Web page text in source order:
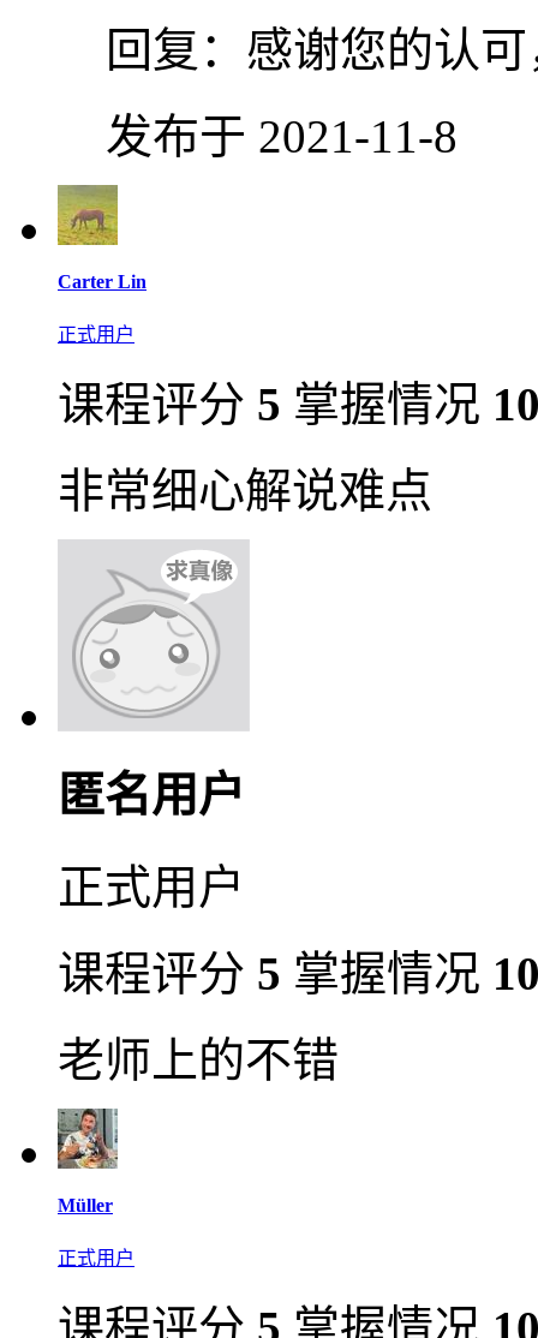
回复： 感谢您的认
发布于 2021-11-8
Carter Lin
正式用户
课程评分 5 掌握情况
非常细心解说难点
匿名用户
正式用户
课程评分 5 掌握情况
老师上的不错
Müller
正式用户